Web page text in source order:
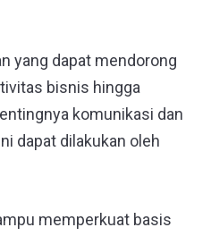
yang dapat mendorong
bisnis hingga
komunikasi dan
dapat dilakukan oleh
memperkuat basis